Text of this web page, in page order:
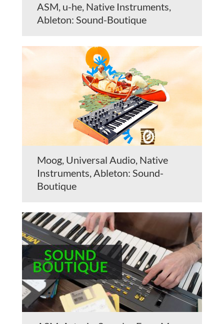
ASM, u-he, Native Instruments,
Ableton: Sound-Boutique
Moog, Universal Audio, Native
Instruments, Ableton: Sound-
Boutique